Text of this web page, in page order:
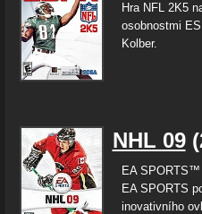
Hra NFL 2K5
osobnostmi
Kolber.
NHL 09
EA
EA SPORTS
inovativního